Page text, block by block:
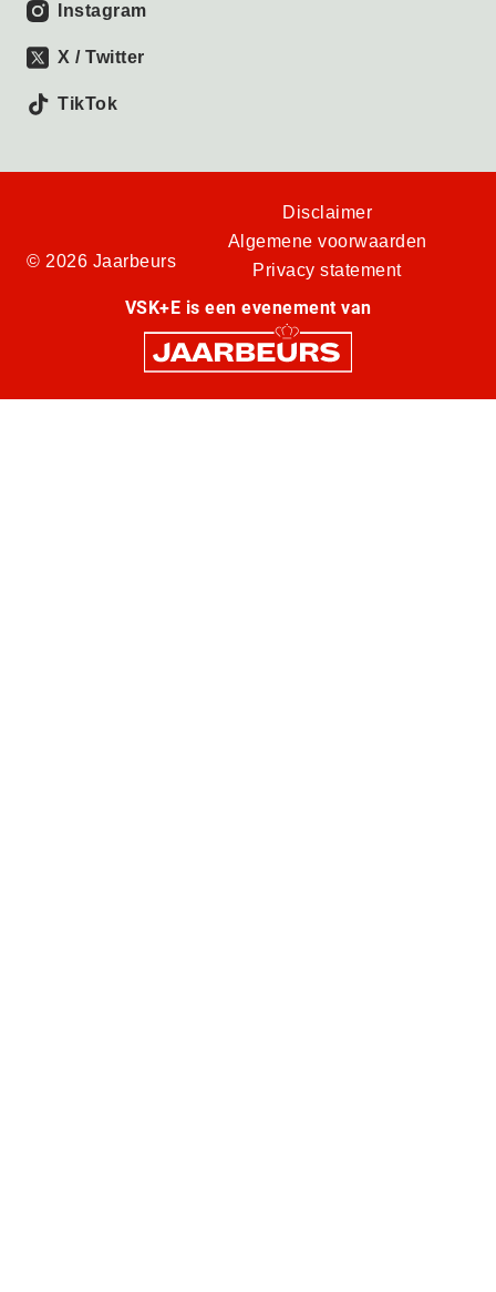
Instagram
X / Twitter
TikTok
© 2026 Jaarbeurs
Disclaimer
Algemene voorwaarden
Privacy statement
VSK+E is een evenement van